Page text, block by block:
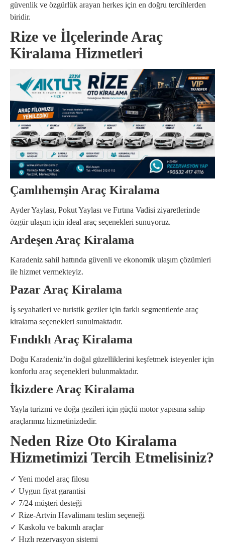
güvenlik ve özgürlük arayan herkes için en doğru tercihlerden
biridir.
Rize ve İlçelerinde Araç
Kiralama Hizmetleri
Çamlıhemşin Araç Kiralama
Ayder Yaylası, Pokut Yaylası ve Fırtına Vadisi ziyaretlerinde
özgür ulaşım için ideal araç seçenekleri sunuyoruz.
Ardeşen Araç Kiralama
Karadeniz sahil hattında güvenli ve ekonomik ulaşım çözümleri
ile hizmet vermekteyiz.
Pazar Araç Kiralama
İş seyahatleri ve turistik geziler için farklı segmentlerde araç
kiralama seçenekleri sunulmaktadır.
Fındıklı Araç Kiralama
Doğu Karadeniz’in doğal güzelliklerini keşfetmek isteyenler için
konforlu araç seçenekleri bulunmaktadır.
İkizdere Araç Kiralama
Yayla turizmi ve doğa gezileri için güçlü motor yapısına sahip
araçlarımız hizmetinizdedir.
Neden Rize Oto Kiralama
Hizmetimizi Tercih Etmelisiniz?
✓ Yeni model araç filosu
✓ Uygun fiyat garantisi
✓ 7/24 müşteri desteği
✓ Rize-Artvin Havalimanı teslim seçeneği
✓ Kaskolu ve bakımlı araçlar
✓ Hızlı rezervasyon sistemi